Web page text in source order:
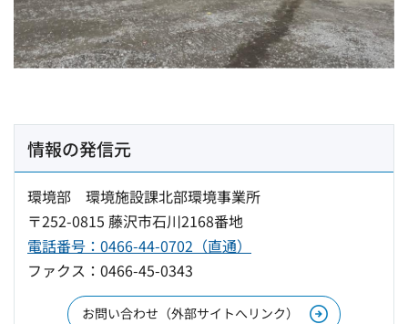
情報の発信元
環境部 環境施設課北部環境事業所
〒252-0815 藤沢市石川2168番地
電話番号：0466-44-0702（直通）
ファクス：0466-45-0343
お問い合わせ（外部サイトへリンク）